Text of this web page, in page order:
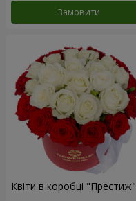
Замовити
Квіти в коробці "Престиж"